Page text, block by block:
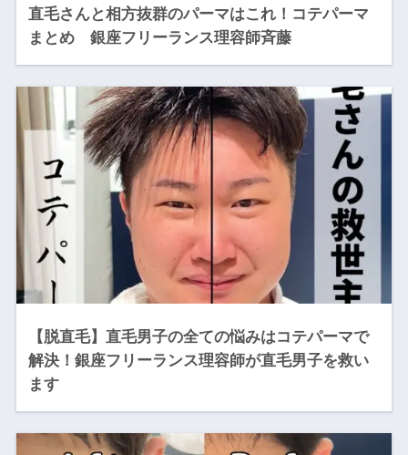
直毛さんと相方抜群のパーマはこれ！コテパーマ
まとめ 銀座フリーランス理容師斉藤
【脱直毛】直毛男子の全ての悩みはコテパーマで
解決！銀座フリーランス理容師が直毛男子を救い
ます